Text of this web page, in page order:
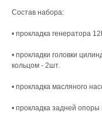
Состав набора:
• прокладка генератора
• прокладки головки
кольцом - 2шт.
• прокладка масляного
• прокладка задней